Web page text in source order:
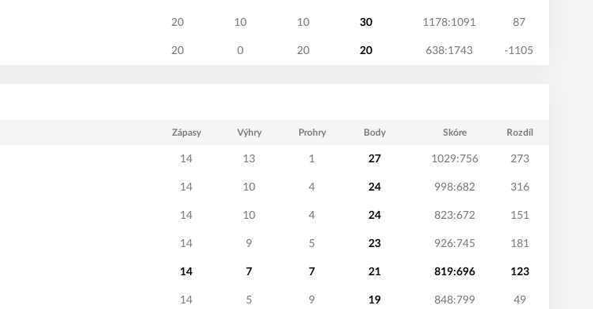
20 10 10 30 1178:1091 87
20 0 20 20 638:1743 -1105
Zápasy Výhry Prohry Body Skóre Rozdíl
14 13 1 27 1029:756 273
14 10 4 24 998:682 316
14 10 4 24 823:672 151
14 9 5 23 926:745 181
14 7 7 21 819:696 123
14 5 9 19 848:799 49